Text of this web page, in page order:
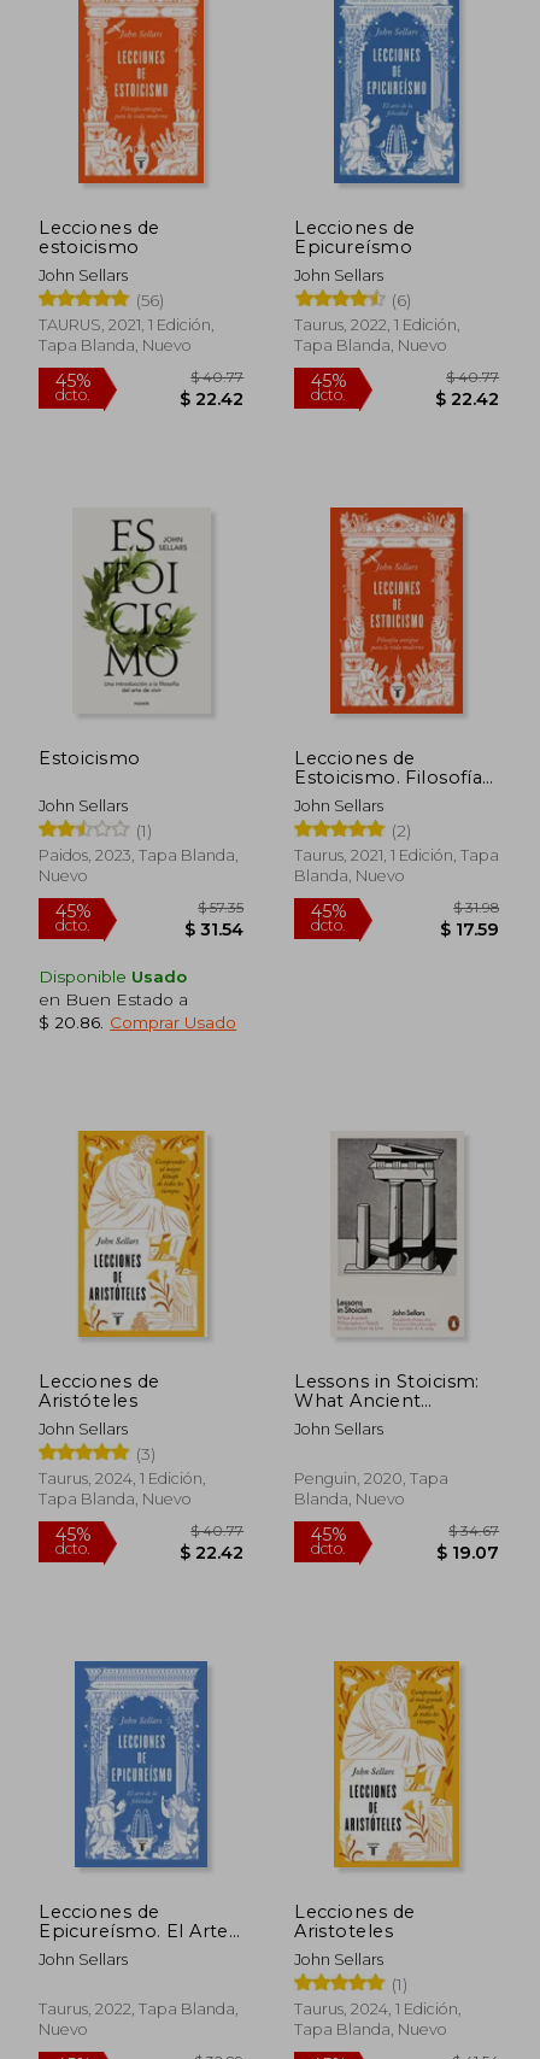
Lecciones de
estoicismo
John Sellars
(56)
TAURUS, 2021, 1 Edición,
Tapa Blanda, Nuevo
Lecciones de
Epicureísmo
John Sellars
(6)
Taurus, 2022, 1 Edición,
Tapa Blanda, Nuevo
45%
dcto.
Estoicismo
John Sellars
(1)
Paidos, 2023, Tapa Blanda,
Nuevo
45%
dcto.
Disponible Usado
en Buen Estado a
$ 20.86 Comprar Usado
Lecciones de
Estoicismo. Filosofía
Antigua Para la Vida
Moderna
John Sellars
(2)
Taurus, 2021, 1 Edición, Tapa
Blanda, Nuevo
45%
dcto.
Lecciones de
Aristóteles
John Sellars
(3)
Taurus, 2024, 1 Edición,
Tapa Blanda, Nuevo
45%
dcto.
Lessons in Stoicism:
What Ancient
Philosophers Teach
us About how to Live
John Sellars
Penguin, 2020, Tapa
Blanda, Nuevo
45%
dcto.
Lecciones de
Epicureísmo. El Arte
de la Felicidad
John Sellars
Taurus, 2022, Tapa Blanda,
Nuevo
Lecciones de
Aristoteles
John Sellars
(1)
Taurus, 2024, 1 Edición,
Tapa Blanda, Nuevo